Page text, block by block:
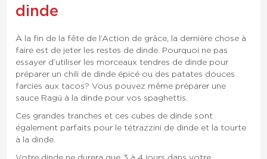
dinde
À la fin de la fête de l’Action de grâce, la dernière chose à
faire est de jeter les restes de dinde. Pourquoi ne pas
essayer d’utiliser les morceaux tendres de dinde pour
préparer un chili de dinde épicé ou des patates douces
farcies aux tacos? Vous pouvez même préparer une
sauce Ragú à la dinde pour vos spaghettis.
Ces grandes tranches et ces cubes de dinde sont
également parfaits pour le tétrazzini de dinde et la tourte
à la dinde.